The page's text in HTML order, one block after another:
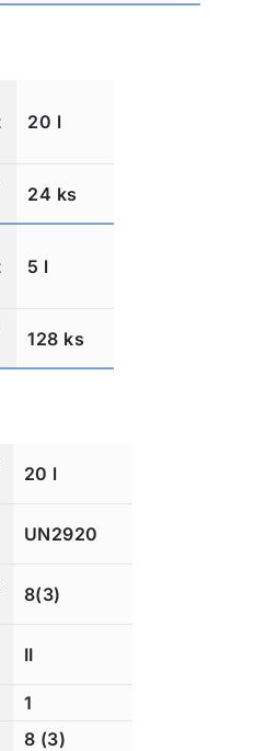
20 l
24 ks
5 l
128 ks
20 l
UN2920
8(3)
II
1
8 (3)